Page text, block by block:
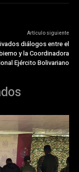
Artículo siguiente
diálogos entre el
y la Coordinadora
Ejército Bolivariano